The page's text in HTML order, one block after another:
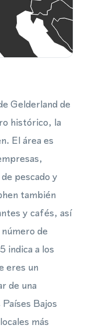
Gelderland de
histórico, la
El área es
pescado y
también
y cafés, así
de
indica a los
eres un
de una
Bajos
más